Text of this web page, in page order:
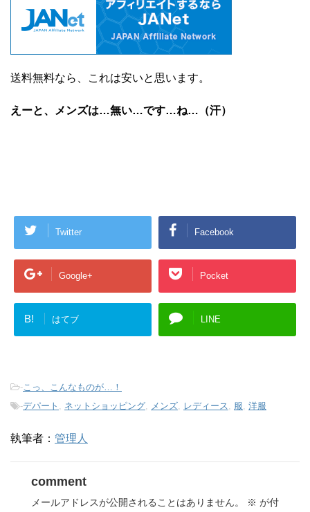
送料無料なら、これは安いと思います。
えーと、メンズは…無い…です…ね…（汗）
Twitter Facebook
Google+ Pocket
B! はてブ LINE
- こっ、こんなものが…！
-デパート ネットショッピング メンズ レディース 服 洋服
執筆者： 管理人
comment
メールアドレスが公開されることはありません。 ※ が付